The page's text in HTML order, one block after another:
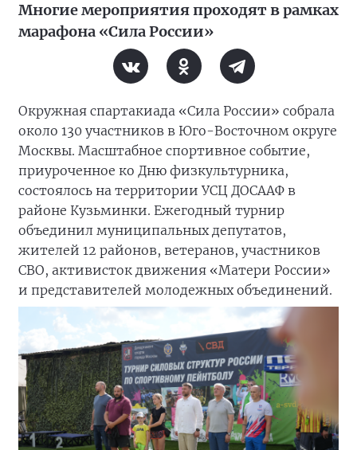
Многие мероприятия проходят в рамках
марафона «Сила России»
Окружная спартакиада «Сила России» собрала
около 130 участников в Юго-Восточном округе
Москвы. Масштабное спортивное событие,
приуроченное ко Дню физкультурника,
состоялось на территории УСЦ ДОСААФ в
районе Кузьминки. Ежегодный турнир
объединил муниципальных депутатов,
жителей 12 районов, ветеранов, участников
СВО, активисток движения «Матери России»
и представителей молодежных объединений.